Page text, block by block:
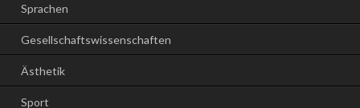
Sprachen
Gesellschaftswissenschaften
Ästhetik
Sport